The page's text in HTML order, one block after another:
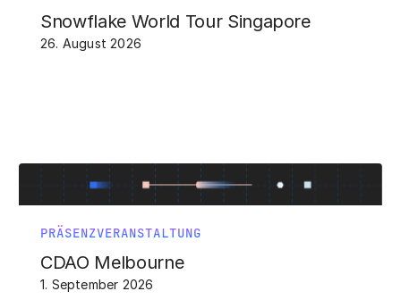
Snowflake World Tour Singapore
26. August 2026
PRÄSENZVERANSTALTUNG
CDAO Melbourne
1. September 2026